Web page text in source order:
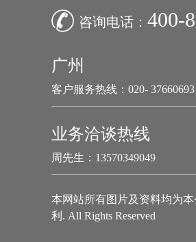
咨询电话： 400-
广州
客户服务热线：020- 37660693
业务洽谈热线
周先生：13570349049
本网站所有图片及资料均为
利. All Rights Reserved